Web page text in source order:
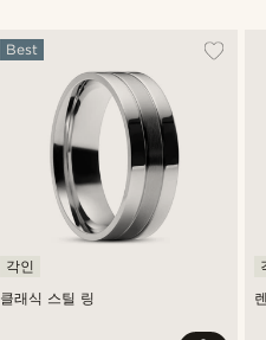
클래식 스틸 링
Best
각인